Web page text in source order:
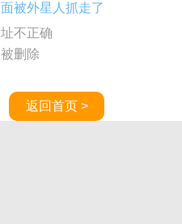
被外星人抓走了
不正确
删除
返回首页 >